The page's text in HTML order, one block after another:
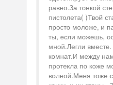
равно.За тонкой
пистолета( )Твой
просто моложе, и
ты, если можешь,
мной.Легли
комнат.И между
протекла по коже
волной.Меня тоже